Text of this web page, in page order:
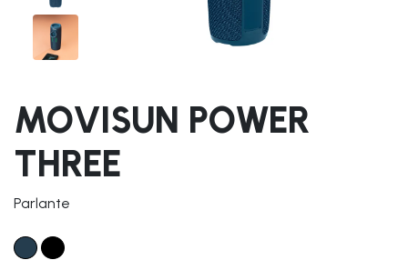
MOVISUN POWER
THREE
Parlante